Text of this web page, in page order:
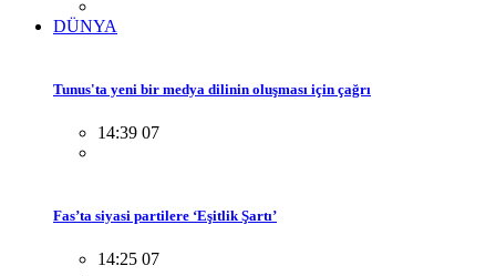
DÜNYA
Tunus'ta yeni bir medya dilinin oluşması için çağrı
14:39 07
Fas’ta siyasi partilere ‘Eşitlik Şartı’
14:25 07